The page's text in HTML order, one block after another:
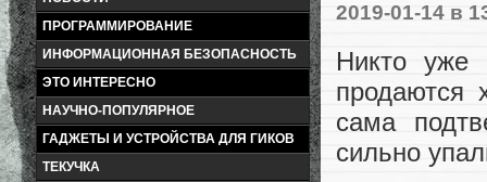
ПРОГРАММИРОВАНИЕ
ИНФОРМАЦИОННАЯ БЕЗОПАСНОСТЬ
ЭТО ИНТЕРЕСНО
НАУЧНО-ПОПУЛЯРНОЕ
ГАДЖЕТЫ И УСТРОЙСТВА ДЛЯ ГИКОВ
ТЕКУЧКА
2019-01-14 в
Никто уже
продаются
сама
сильно